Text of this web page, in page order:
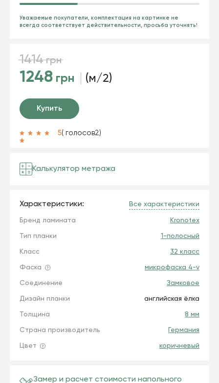
Уважаемые покупатели, комплектация на картинке не
всегда соответствует действительности, просьба уточнять!
1414 грн
1248 грн (м/2)
Купить
5( голосов2)
Калькулятор метража
Характеристики: Все характеристики
Бренд ламината Kronotex
Тип планки 1-полосный
Класс 32 класс
Фаска микрофаска 4-v
Соединение Замковое
Дизайн планки английская ёлка
Толщина 8 мм
Страна производитель Германия
Цвет коричневый
Замер и расчет стоимости напольного